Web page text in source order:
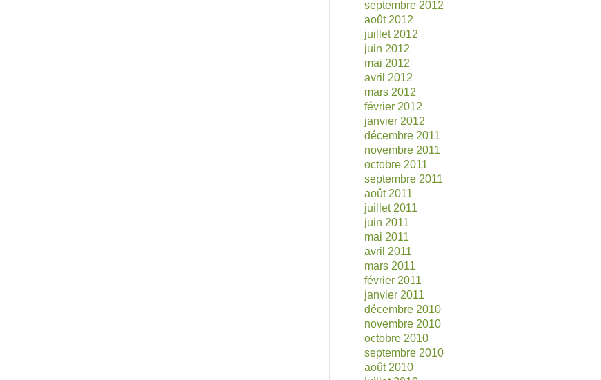
septembre 2012
août 2012
juillet 2012
juin 2012
mai 2012
avril 2012
mars 2012
février 2012
janvier 2012
décembre 2011
novembre 2011
octobre 2011
septembre 2011
août 2011
juillet 2011
juin 2011
mai 2011
avril 2011
mars 2011
février 2011
janvier 2011
décembre 2010
novembre 2010
octobre 2010
septembre 2010
août 2010